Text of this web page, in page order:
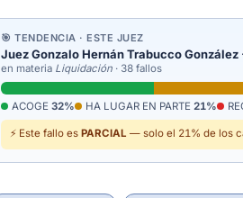
🎯 TENDENCIA · ESTE JUEZ
Juez Gonzalo Hernán Trabucco González
en materia Liquidación · 38 fallos
ACOGE 32% HA LUGAR EN PARTE 21%
⚡ Este fallo es PARCIAL — solo el 21% de los